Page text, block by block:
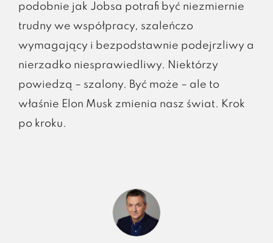
podobnie jak Jobsa potrafi być niezmiernie
trudny we współpracy, szaleńczo
wymagający i bezpodstawnie podejrzliwy a
nierzadko niesprawiedliwy. Niektórzy
powiedzą – szalony. Być może – ale to
właśnie Elon Musk zmienia nasz świat. Krok
po kroku.